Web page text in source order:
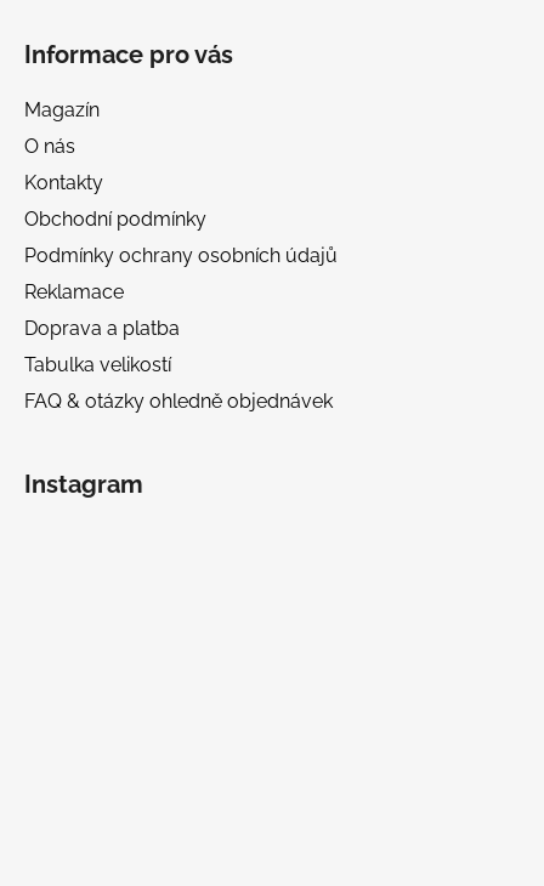
Informace pro vás
Magazín
O nás
Kontakty
Obchodní podmínky
Podmínky ochrany osobních údajů
Reklamace
Doprava a platba
Tabulka velikostí
FAQ & otázky ohledně objednávek
Instagram